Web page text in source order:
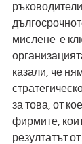
мислене  е
казали, че
за това, от
фирмите,
резултатът